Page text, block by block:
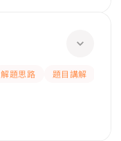
解題思路 題目講解